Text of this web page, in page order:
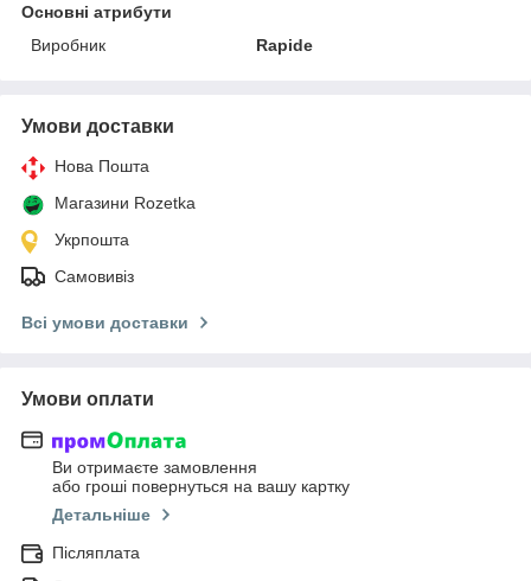
Основні атрибути
Виробник
Rapide
Умови доставки
Нова Пошта
Магазини Rozetka
Укрпошта
Самовивіз
Всі умови доставки
Умови оплати
Ви отримаєте замовлення
або гроші повернуться на вашу картку
Детальніше
Післяплата